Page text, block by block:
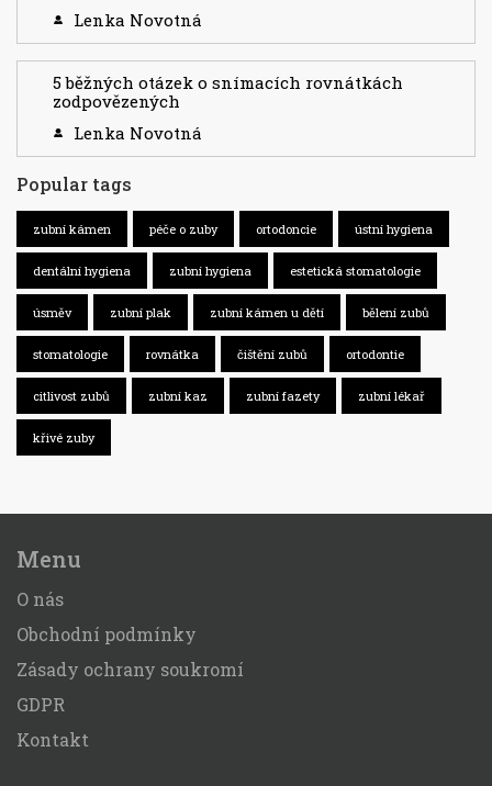
Lenka Novotná
5 běžných otázek o snímacích rovnátkách
zodpovězených
Lenka Novotná
Popular tags
zubní kámen péče o zuby ortodoncie ústní hygiena
dentální hygiena zubní hygiena estetická stomatologie
úsměv zubní plak zubní kámen u dětí bělení zubů
stomatologie rovnátka čištění zubů ortodontie
citlivost zubů zubní kaz zubní fazety zubní lékař
křivé zuby
Menu
O nás
Obchodní podmínky
Zásady ochrany soukromí
GDPR
Kontakt